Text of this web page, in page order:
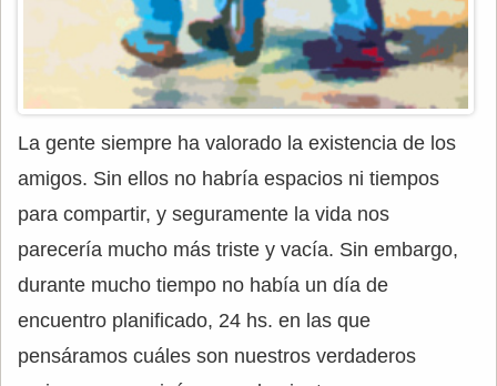
La gente siempre ha valorado la existencia de los
amigos. Sin ellos no habría espacios ni tiempos
para compartir, y seguramente la vida nos
parecería mucho más triste y vacía. Sin embargo,
durante mucho tiempo no había un día de
encuentro planificado, 24 hs. en las que
pensáramos cuáles son nuestros verdaderos